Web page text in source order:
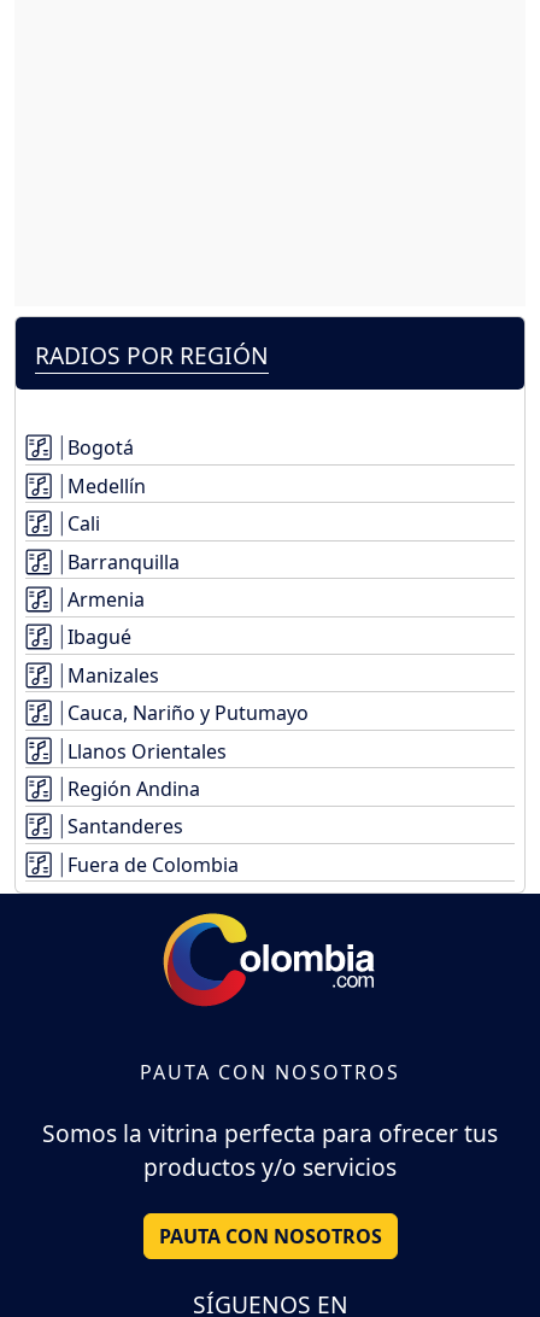
RADIOS POR REGIÓN
Bogotá
Medellín
Cali
Barranquilla
Armenia
Ibagué
Manizales
Cauca, Nariño y Putumayo
Llanos Orientales
Región Andina
Santanderes
Fuera de Colombia
PAUTA CON NOSOTROS
Somos la vitrina perfecta para ofrecer tus
productos y/o servicios
PAUTA CON NOSOTROS
SÍGUENOS EN